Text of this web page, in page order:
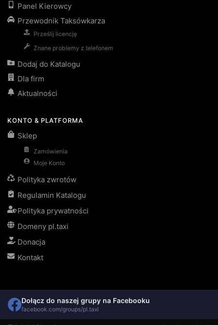
Panel Kierowcy
Przewodnik Taksówkarza
Prześlij licencję
Znane problemy z telefonem
Dodaj do Katalogu
Dla firm
Aktualności
KONTO & PLATFORMA
Sklep
Zamówienia
Moje Konto
Polityka zwrotów
Regulamin Katalogu
Polityka prywatności
Domeny pl.taxi
Donacja
Kontakt
Dołącz do naszej grupy na Facebooku
facebook.com/groups/pl.taxi